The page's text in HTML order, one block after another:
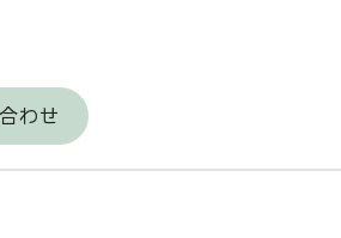
わせ